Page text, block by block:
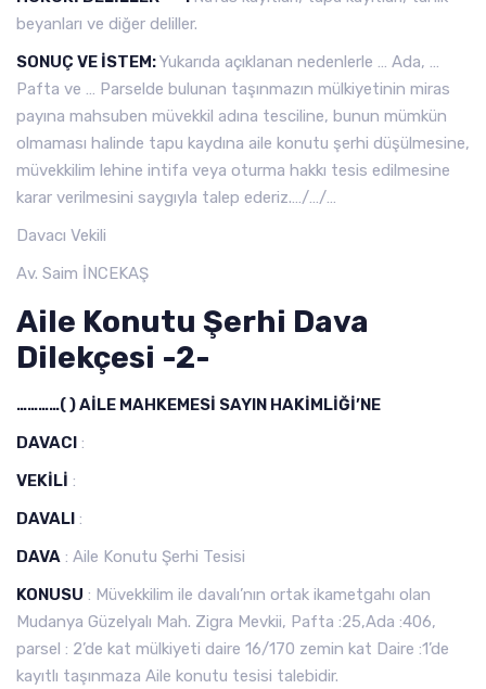
beyanları ve diğer deliller.
SONUÇ VE İSTEM:Yukarıda açıklanan nedenlerle … Ada, …
Pafta ve … Parselde bulunan taşınmazın mülkiyetinin miras
payına mahsuben müvekkil adına tesciline, bunun mümkün
olmaması halinde tapu kaydına aile konutu şerhi düşülmesine,
müvekkilim lehine intifa veya oturma hakkı tesis edilmesine
karar verilmesini saygıyla talep ederiz.…/…/…
Davacı Vekili
Av. Saim İNCEKAŞ
Aile Konutu Şerhi Dava
Dilekçesi -2-
…………( ) AİLE MAHKEMESİ SAYIN HAKİMLİĞİ’NE
DAVACI :
VEKİLİ :
DAVALI :
DAVA : Aile Konutu Şerhi Tesisi
KONUSU : Müvekkilim ile davalı’nın ortak ikametgahı olan
Mudanya Güzelyalı Mah. Zigra Mevkii, Pafta :25,Ada :406,
parsel : 2’de kat mülkiyeti daire 16/170 zemin kat Daire :1’de
kayıtlı taşınmaza Aile konutu tesisi talebidir.